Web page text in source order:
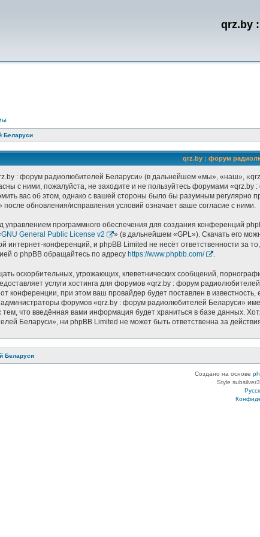
qrz.by
Беларуси
qrz.by : форум
: форум радиолюбителей Беларуси» (в дальнейшем «мы», «наш»,
с ними, пожалуйста, не заходите и не пользуйтесь форумами
вас об этом, однако с вашей стороны было бы разумным регулярно
обновления/исправления условий означает ваше согласие с ними.
программного обеспечения для создания конференций
GNU General Public License v2 » (в дальнейшем «GPL»). Скачать его
интернет-конференций, и phpBB Limited не несёт ответственности за
о phpBB обращайтесь по адресу https://www.phpbb.com/ .
оскорбительных, угрожающих, клеветнических сообщений,
услуги хостинга для форумов «qrz.by : форум
конференции, при этом ваш провайдер будет поставлен в
форумов «qrz.by : форум радиолюбителей Беларуси»
тем, что введённая вами информация будет храниться в базе данных.
Беларуси», ни phpBB Limited не может быть ответственна за
Беларуси
Создано на основе
Style